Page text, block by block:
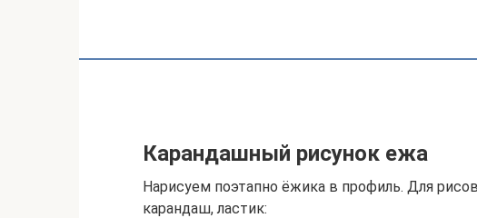
Карандашный рисунок ежа
Нарисуем поэтапно ёжика в профиль. Для
карандаш, ластик: